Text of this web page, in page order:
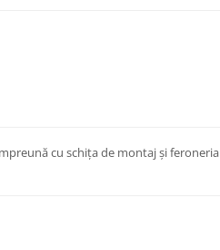
cu schița de montaj și feroneria